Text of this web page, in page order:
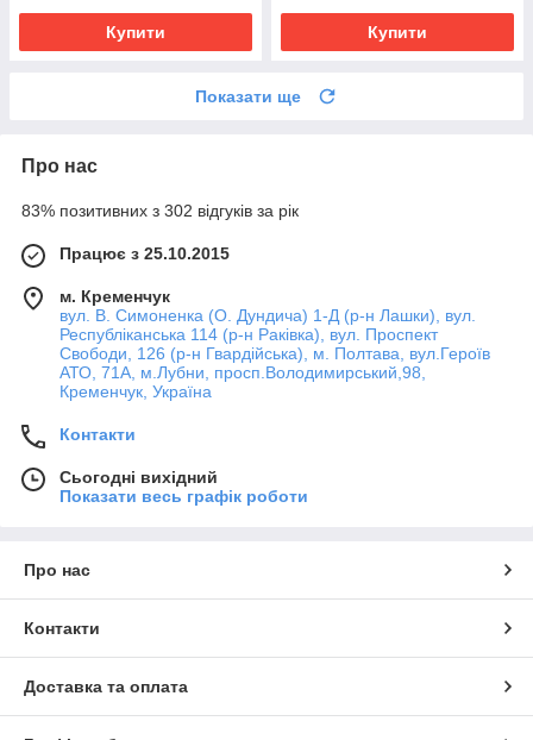
Купити Купити
Показати ще
Про нас
83% позитивних з 302 відгуків за рік
Працює з 25.10.2015
м. Кременчук
вул. В. Симоненка (О. Дундича) 1-Д (р-н Лашки), вул.
Республіканська 114 (р-н Раківка), вул. Проспект
Свободи, 126 (р-н Гвардійська), м. Полтава, вул.Героїв
АТО, 71А, м.Лубни, просп.Володимирський,98,
Кременчук, Україна
Контакти
Сьогодні вихідний
Показати весь графік роботи
Про нас
Контакти
Доставка та оплата